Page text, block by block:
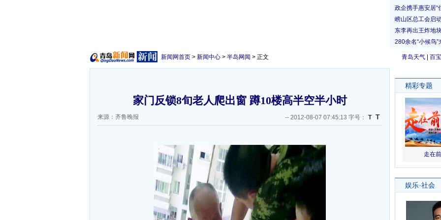
青岛天气 百
新闻网首页 > 新闻中心 > 半岛网闻 > 正文
家门反锁8旬老人爬出窗 蹲10楼高半空半小时
来源：齐鲁晚报 -- 2012-08-07 07:45:13 字号： T T